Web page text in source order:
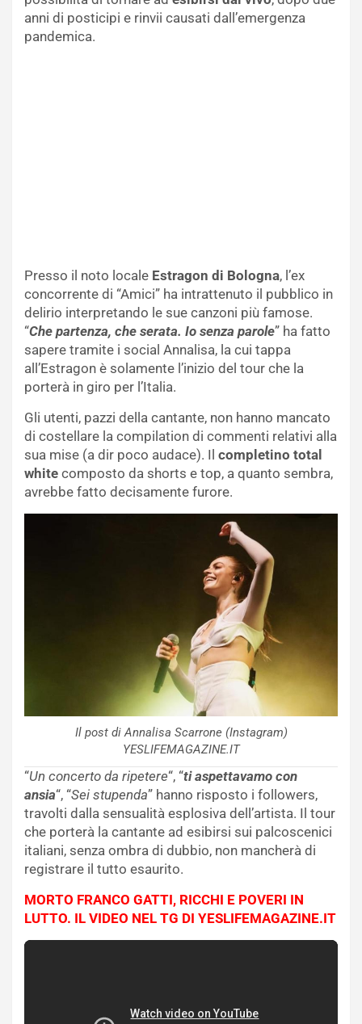
anni di posticipi e rinvii causati dall’emergenza
pandemica.
Presso il noto locale Estragon di Bologna, l’ex
concorrente di “Amici” ha intrattenuto il pubblico in
delirio interpretando le sue canzoni più famose.
“Che partenza, che serata. Io senza parole” ha fatto
sapere tramite i social Annalisa, la cui tappa
all’Estragon è solamente l’inizio del tour che la
porterà in giro per l’Italia.
Gli utenti, pazzi della cantante, non hanno mancato
di costellare la compilation di commenti relativi alla
sua mise (a dir poco audace). Il completino total
white composto da shorts e top, a quanto sembra,
avrebbe fatto decisamente furore.
Il post di Annalisa Scarrone (Instagram)
YESLIFEMAGAZINE.IT
“Un concerto da ripetere“, “ti aspettavamo con
ansia“, “Sei stupenda” hanno risposto i followers,
travolti dalla sensualità esplosiva dell’artista. Il tour
che porterà la cantante ad esibirsi sui palcoscenici
italiani, senza ombra di dubbio, non mancherà di
registrare il tutto esaurito.
MORTO FRANCO GATTI, RICCHI E POVERI IN
LUTTO. IL VIDEO NEL TG DI YESLIFEMAGAZINE.IT